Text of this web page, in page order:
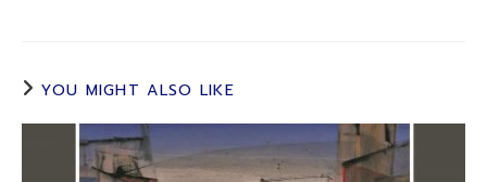
YOU MIGHT ALSO LIKE